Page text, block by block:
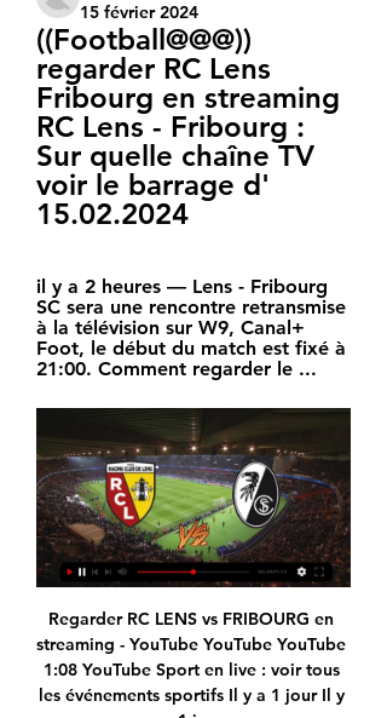
15 février 2024
((Football@@@))
regarder RC Lens
Fribourg en streaming
RC Lens - Fribourg :
Sur quelle chaîne TV
voir le barrage d'
15.02.2024
il y a 2 heures — Lens - Fribourg
SC sera une rencontre retransmise
à la télévision sur W9, Canal+
Foot, le début du match est fixé à
21:00. Comment regarder le ...
Regarder RC LENS vs FRIBOURG en streaming - YouTube YouTube YouTube 1:08 YouTube Sport en live : voir tous les événements sportifs Il y a 1 jour Il y a 1 jour

Lens - Fribourg SC : Diffusion TV, Chaîne et streaming Lens - Fribourg SC sera une rencontre retransmise à la télévision sur W9, Canal+ Foot, le début du match est fixé à 21:00. Vidéos OneFootball. Comment regarder ...

Sur qui parier au match Olga Saez Larra - Andrea Lazaro Garcia au ITF M25 Seville ? Découvrez notre pronostic ! QuiParier.com : LE site qui vous dit simplement sur QUI parier ! Chaque pronostic sportif est établi par des professionnels du pari en ligne.

Match Lens Chaine de diffusion, Programme TV Fribourg Lens. dimanche 25 février. 13:00 Ligue 1 Uber Eats Lens RC Lens : l'interminable feuilleton Massadio Haidara · VOIR TOUS. La suite ...

Coupe de France Coupe de la Ligue Trophée des Champions; NATIONALES N1 Hommes N1 Femmes Nationale 2-3; INTERNATIONALE INTERNATIONALE Jeux Olympiques Champ. du Monde Champ. du Monde Masculin Féminin Champ. d'Europe Champ. d'Europe Masculin Féminin Golden League Golden League Masculine Féminine Équipes de France Équipes de France Masculines.

Football : actualités et matches en direct des championnats RC Lens - Fribourg Streaming. RC Lens - Fribourg : sur quelle chaîne et à quelle heure voir le match d'Europa League en direct ? 06h25. Shakhtar Donetsk ...

Lens / Fribourg (TV/Streaming) Sur quelles chaines et à quelle il y a 12 heures — Cette rencontre d'Europa League 2023/20224 entre le RC Lens et le SC Fribourg est à suivre en direct à 21h00 sur Canal+Foot. Prise d' ...

Le futur de Neymar pourrait à nouveau s'inscrire à Barcelone. Même si cela ne fait que deux étés qu'il a pris congé des Blaugranas pour rejoindre le PSG, la presse indique que Neymar regrette son choix. - …

[Télévision en direct@] regarder RC Lens Fribourg en direct [Télévision en direct@] regarder RC Lens Fribourg en direct RC Lens - Fribourg en direct - Ligue Europa 15 février 2024 YouTube YouTube 1:08 YouTube Sport ...

virail vous aide à trouver les horaires et les tarifs pour tous les bus de Lille à Montpellier. La ligne de Lille à Montpellier est desservie tous les jours par 2 bus depuis les gares de 131 Boulevard De Turin, Lille, Europe et jusqu'aux gares de 791 Avenue Du Colonel André Pavelet Dit Villars, Montpellier.

HD Diffusion Matériel d'affûtage et outils de coupe pour bois et métaux neuf et occasion - Sharpening equipment, wood and metal cutting tools new and used affuteuse coupants neuf occasion new used machine scie lame dents usinage aiguiser aiguisage chaine tronçonneuse tronconneuse scierie entreprise professionnel manuelle manuel automatique.

Suivez le match Honduras U23 - Portugal U23 sur Foot 365 le Dimanche 7 août 2016 à 20h00 : vivez en direct la Groupe D entre passionné du football

de et la - à : le des les en du | un pour ſur par une dans eſt eﬅ au que a Le Les pas qui ou / avec ce plus La ; vous ne ? ! > je » il € ſont cette votre aux ſe . ſon & Forum ſite te France A Il Voir + of En d'un mais Accueil tout « page. the c'eſt c'eﬅ Tous nous ſa on DE comme Page d'une Pour fait , tous être ſes bien.

Après avoir explosé la Côte d’Ivore (77-36), le Sénégal affronte l’Egypte ce soir à Dakar Arena à 19h GMT. Une rencontre que vous pourrez suivre en direct sur Teledakar.com

Un répertoire drôle (La chorale des crevettes) ou poignant (Brave marin), traditionnel (Maman les p'tits bateaux) ou contemporain (La baleine bleue), qui offre dans sa variété de quoi entonner à tous les âges ! Mille saveurs qui rendent présents les marins et font sentir les joies et les peines. Pour toute la famille.

Découvrez tous les pronostics Ruedesjoueurs gratuits pour la Elite One. Meilleurs cotes, compos d’équipes, analyses d’experts, statistiques de tous les matchs de la Elite One proposés tous les jours et consultables gratuitement !

Contact Camping des Abers 51 Toull Treaz 29870 Landéda Finistère Nord Bretagne Tél. +33(0)2.98.04.93.35 info@camping-des-abers.com; Coordonnées GPS :

J’aimerais t’inviter chez moi sur Caen (près de l’Abbaye-aux-Hommes), tu pourrais t’asseoir confortablement dans un canapé et moi je me pavanerais devant toi en retirant mes fringues. J’ai toujours eu se côté de moi très exhibitionniste qui me poussait a me promener nue devant mes copain lorsque j’étais encore très jeune.

FC Séoul - Urawa Red Diamonds,les statistiques et résultats des matchs des confrontations des équipes de football. FC Séoul - Urawa Red Diamonds statistiques Accueil En Cours Résultats Mes Matchs Equipes Compétitions ›.

Montpellier . 19 novembre 2019 20h00 . Ligue AM. Classement Voir tous les résultats. N°: Équipe Pts P V D 3-0 3-1 3-2 2-3 1-3 0-3 Sets Pour.

Benjamin Griveaux, sur la question de l'ISF supprimée : "On pourrait éviter, pour une fois dans notre pays, de défaire en moins de 18 mois ce qui a été fait pendant les 18 mois précédents"

Les résidences services sont conçues pour des personnes âgées autonomes seules ou en couple qui ne peuvent plus ou ne veulent plus vivre à leur domicile classique. La vie dans une résidence services permet de : continuer à vivre de manière indépendante ;

Lignes régionales Ligne 7 : Nantes / Poitiershoraires du 6 juillet au 14 décembre Les horaires de vos lignes en Maine-et-Loire | Transport Pays de la loire Aller au contenu principal

Écouter Vibration en direct Vibration est fondée en 1982 dans la région Centre (Orléans, Tours et Bourges). La radio propose également des animations, des.

À quelle heure et sur quelle chaîne regarder 68965 il y a 3 jours — Le RC Lens recoit le SC Fribourg pour le match des barrages aller de la Ligue Europa, le jeudi 15 fevrier a 21h00.

J5 – USON vs Béziers MATCH REPORTE . Posté dans 24 septembre 2019 18 h 49 min par Lionel58 Commentaire. Cet article a été publié dans 2019/2020 NEWS ProD2

⚽ Lens / Fribourg ▷ match Foot Europa League en direct live il y a 1 jour — tv-sports.fr vous permet de voir rapidement toutes les diffusions de programmes de sports à la tv (football, rugby, basket, tennis, etc.) sur ...

++>[DIRECT-FOOT!] Strasbourg RC Lens En Pour voir Lens - Strasbourg en direct, rendez-vous sur la chaîne TV Amazon Prime Video. Il faut un abonnement au Pass Ligue 1 pour suivre cette affiche en ...

Après des parcours migratoires violents, les personnes que nous accueillons veulent simplement vivre, aller au travail pour nourrir leur famille et construire leur avenir. À l’association Revivre, nous proposons un cours pour les intermédiaires et les débutants afin de répondre au mieux à leurs besoins linguistiques. Nous les préparons.

Juan I Irigoyen M. 13 (1-0). Répond le Barça. Première arrivée de Barcelone. Grande passe d'Arturo Vidal à Coutinho. Attendez que le Brésilien arrive à Messi dans la région. Et, comme s'il s'agissait d'Alba, le 7 cherche le 10. Alisson rayonne pour envoyer le coup de Messi dans le coin. 05/07/2019 21:15 Juan I …

Valencia CF: Feuille de match: 26.10.2019 11 e journee Ligue 1 Conforama: LOSC: 3 - 0: Girondins de Bordeaux: Feuille de match: novembre 2019. 02.11.2019 à 17h30 Ligue 1 Conforama: Olympique de Marseille: vs LOSC: Réserver: 05.11.2019 à 21h00 UEFA Champions League: Valencia CF: vs LOSC: 09.11.2019 à 20h00 Ligue 1 Conforama: LOSC: vs FC Metz: Réserver: 22.11.2019 à 20h45 Ligue 1 …

www.doubs.fr - Site internet du Département du Doubs. Déclaration d'accessibilité de www.doubs.fr. Nous voulons que chaque visiteur du site www.doubs.fr puisse accéder à l'ensemble des contenu disponibles quelque soit son handicap.

CORDIER Gregory : Gregory CORDIER, né en 1976 et habite PARIS. Aux dernières nouvelles il était à Tnt Express International à VILLEPINTE et il y est toujours. Il a étudié à Ecole Maurice Ravel à LEVALLOIS PERRET entre 1982 et 1987.

Mbour PC / Génération Foot Teungueth FC / Casa Sports Linguère / AS Pikine Douane / Stade Mbour SONACOS / Gorée. 11ème journée. Gorée / Linguère Stade Mbour / SONACOS Casa Sports / Douane Génération Foot / Jaraaf Ndiambour / Mbour PC AS Pikine / Dakar Sacré-Cœur NGB / Teungueth FC 12ème journée. Teungueth FC / Génération Foot

Toutes les statistiques pour parier sur Chalons Reims - Jeunesse Laique Bourg Basket ( France - Pro A ) du 04 octobre 2019 , classement, tableau, confrontations, stats.

Pour connaître le prochain match de Strasbourg ou Eintracht Francfort ou encore le programme complet de la chaîne RMC Sport 1 n'hésitez pas à revenir régulièrement sur matchs.tv, vous retrouverez aussi tous les matchs du même jour, le 22 août ainsi que les jours suivants.

Voici le classement du Marathon de Marseille 2011. C’est à nouveau Benoit Z qui s’impose en 2 heures 19. Grosse chaleur et belle ambiance pour ce marathon de la plus belle ville du monde.

Peut-être qu'ils ne le considèrent pas là-bas." C'est vis à vis d'eux que c'est compliqué. Après moi cela me faisait rigoler. Je n'y ai pas forcément prêté attention.

Boltz Sébastien (FRA) Bonzi Benjamin (FRA) Botti Kevin (FRA) Bourgue Mathias (FRA) Boutillier Remi (FRA) Bozoljac Ilija (SRB) Brands Daniel (GER) Brézac Charles-Antoine (FRA) Broady Liam (GBR) Brown Dustin (GER) Brugues-Davi Arnau (ESP) Bubka Sergei (UKR) Bublik Alexander (KAZ) Buchanan Chase (USA) Burquier Grégoire (FRA) C Cachin Pedro (ARG.

Visite à Colombes ce samedi soir pour visiter des amis rue Hoche -sommes de Neuilly -pl (93)- , et passés la nuit a récupérer notre voiture à la fourrière- rentrés chez nous à 6 h du mat... impossible de se garer dans cette ville, finissons par opter pour le parking de la …

Val de Norge – U18 B AVALÉS D’ENTRÉE Ce samedi 4 Avril, sur le terrain stabilisé de Saint Julien, les U18 B se sont inclinés sur le score de 4 buts à 1 contre Val de Norge.

Système complet d’évacuation gravitaire des eaux usées, la Gamme Blanche Nicoll combine tubes, raccords et colliers en PVC de couleur blanche pour une finition parfaite en apparent, dans les cuisines et …

www.barda-compagnie.org. bardacie.spectacle@gmail.com. Barda Compagnie - 34 Espace Mendè